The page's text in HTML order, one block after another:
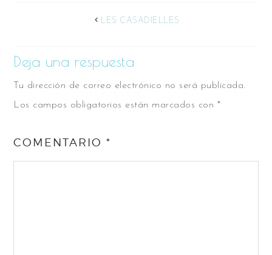
LES CASADIELLES
Deja una respuesta
Tu dirección de correo electrónico no será publicada.
Los campos obligatorios están marcados con *
COMENTARIO*